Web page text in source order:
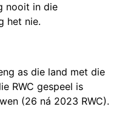
nooit in die
het nie.
as die land met die
RWC gespeel is
(26 ná 2023 RWC).